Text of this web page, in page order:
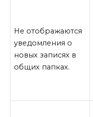
Не отображаются
уведомления о
новых записях в
общих папках.